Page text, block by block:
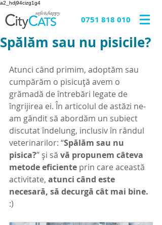
a2_hdj94cizg1g4
0751 818 010
Spălăm sau nu pisicile?
Atunci când primim, adoptăm sau
cumpărăm o pisicuță avem o
grămadă de întrebări legate de
îngrijirea ei. În articolul de astăzi ne-
am gândit să abordăm un subiect
discutat îndelung, inclusiv în rândul
veterinarilor: “Spălăm sau nu
pisica?” și să vă propunem câteva
metode eficiente prin care această
activitate, atunci când este
necesară, să decurgă cât mai bine.
:)